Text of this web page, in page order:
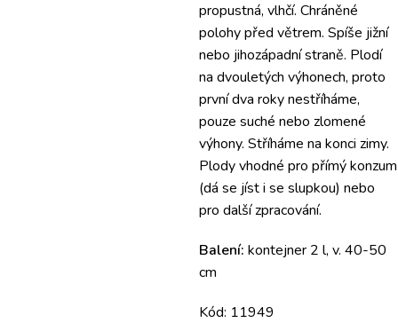
propustná, vlhčí. Chráněné
polohy před větrem. Spíše jižní
nebo jihozápadní straně. Plodí
na dvouletých výhonech, proto
první dva roky nestříháme,
pouze suché nebo zlomené
výhony. Stříháme na konci zimy.
Plody vhodné pro přímý konzum
(dá se jíst i se slupkou) nebo
pro další zpracování.
Balení: kontejner 2 l, v. 40-50
cm
Kód: 11949